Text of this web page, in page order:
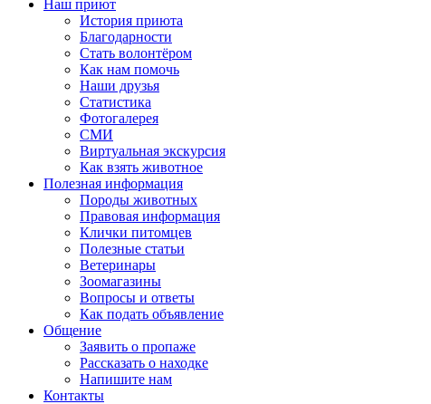
Наш приют
История приюта
Благодарности
Cтать волонтёром
Как нам помочь
Наши друзья
Статистика
Фотогалерея
СМИ
Виртуальная экскурсия
Как взять животное
Полезная информация
Породы животных
Правовая информация
Клички питомцев
Полезные статьи
Ветеринары
Зоомагазины
Вопросы и ответы
Как подать объявление
Общение
Заявить о пропаже
Рассказать о находке
Напишите нам
Контакты